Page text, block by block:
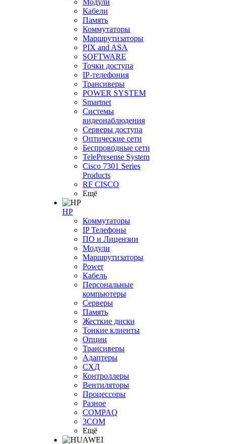
Модули
Кабели
Память
Коммутаторы
Маршрутизаторы
PIX and ASA
SOFTWARE
Точки доступа
IP-телефония
Трансиверы
POWER SYSTEM
Smartnet
Системы
видеонаблюдения
Серверы доступа
Оптические сети
Беспроводные сети
TelePresense System
Cisco 7301 Series
Products
RF CISCO
Ещё
HP
Коммутаторы
IP Телефоны
ПО и Лицензии
Модули
Маршрутизаторы
Power
Кабель
Персональные
компьютеры
Серверы
Память
Жесткие диски
Тонкие клиенты
Опции
Трансиверы
Адаптеры
СХД
Контроллеры
Вентиляторы
Процессоры
Разное
COMPAQ
3COM
Ещё